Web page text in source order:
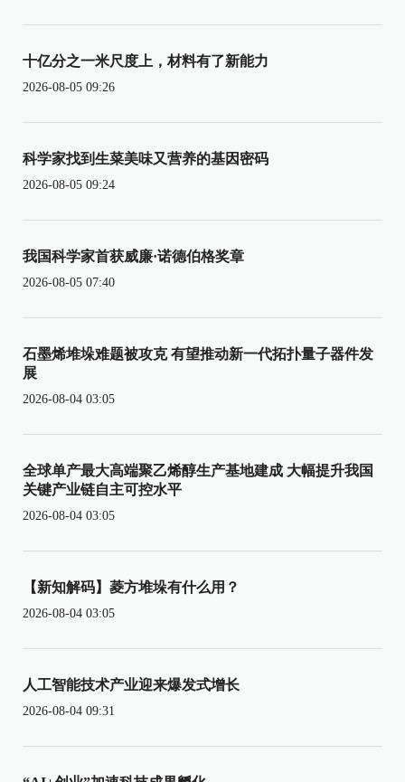
十亿分之一米尺度上，材料有了新能力
2026-08-05 09:26
科学家找到生菜美味又营养的基因密码
2026-08-05 09:24
我国科学家首获威廉·诺德伯格奖章
2026-08-05 07:40
石墨烯堆垛难题被攻克 有望推动新一代拓扑量子器件发
展
2026-08-04 03:05
全球单产最大高端聚乙烯醇生产基地建成 大幅提升我国
关键产业链自主可控水平
2026-08-04 03:05
【新知解码】菱方堆垛有什么用？
2026-08-04 03:05
人工智能技术产业迎来爆发式增长
2026-08-04 09:31